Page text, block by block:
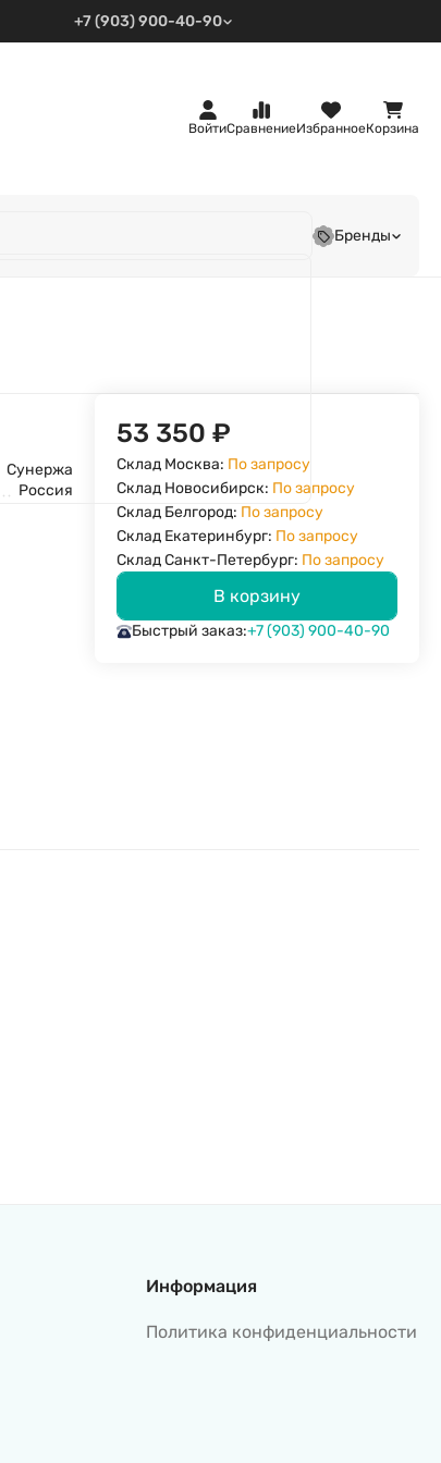
+7 (903) 900-40-90
ВойтиСравнениеИзбранноеКорзина
Бренды
Сунержа
Россия
53 350₽
Склад Москва: По запросу
Склад Новосибирск: По запросу
Склад Белгород: По запросу
Склад Екатеринбург: По запросу
Склад Санкт-Петербург: По запросу
В корзину
Быстрый заказ:+7 (903) 900-40-90
Информация
Политика конфиденциальности